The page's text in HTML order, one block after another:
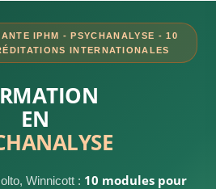
IPHM - PSYCHANALYSE - 10
INTERNATIONALES
EN
Winnicott : 10 modules pour